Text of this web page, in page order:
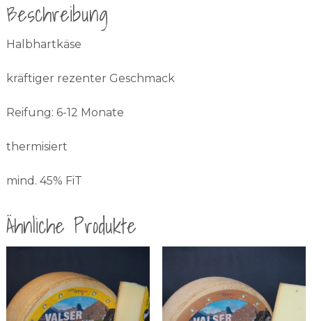
Beschreibung
Halbhartkäse
kräftiger rezenter Geschmack
Reifung: 6-12 Monate
thermisiert
mind. 45% FiT
Ähnliche Produkte